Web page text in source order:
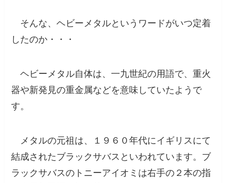
そんな、ヘビーメタルというワードがいつ定着
したのか・・・
ヘビーメタル自体は、一九世紀の用語で、重火
器や新発見の重金属などを意味していた ようで
す。
メタルの元祖は、１９６０年代にイギリスにて
結成されたブラックサバス といわれています。ブ
ラックサバスのトニーアイオミは右手の２本の指